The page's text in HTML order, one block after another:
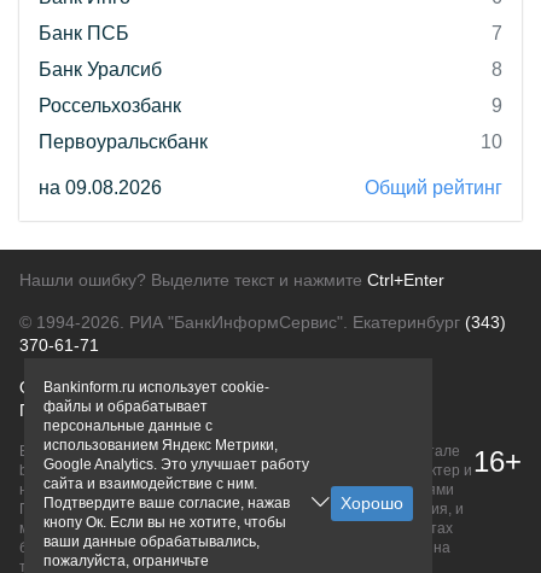
Банк ПСБ
7
Банк Уралсиб
8
Россельхозбанк
9
Первоуральскбанк
10
на 09.08.2026 Общий рейтинг
Нашли ошибку? Выделите текст и нажмите Ctrl+Enter
© 1994-2026. РИА "БанкИнформСервис". Екатеринбург (343)
370-61-71
О проектеПолитика конфиденциальности
Правовая информацияДля рекламодателей
Вся информация о продуктах банков, размещенная на портале
bankinform.ru, носит исключительно ознакомительный характер и
не является публичной офертой, определяемой положениями
ГК РФ. Информация не содержит точного и полного описания, и
может быть изменена. Конечные условия уточняйте на сайтах
банков или при личном обращении. Исключительное право на
товарные знаки принадлежит их правообладателям.
16+
Bankinform.ru использует cookie-
файлы и обрабатывает
персональные данные с
использованием Яндекс Метрики,
Google Analytics. Это улучшает работу
сайта и взаимодействие с ним.
Подтвердите ваше согласие, нажав
кнопу Ок. Если вы не хотите, чтобы
ваши данные обрабатывались,
пожалуйста, ограничьте